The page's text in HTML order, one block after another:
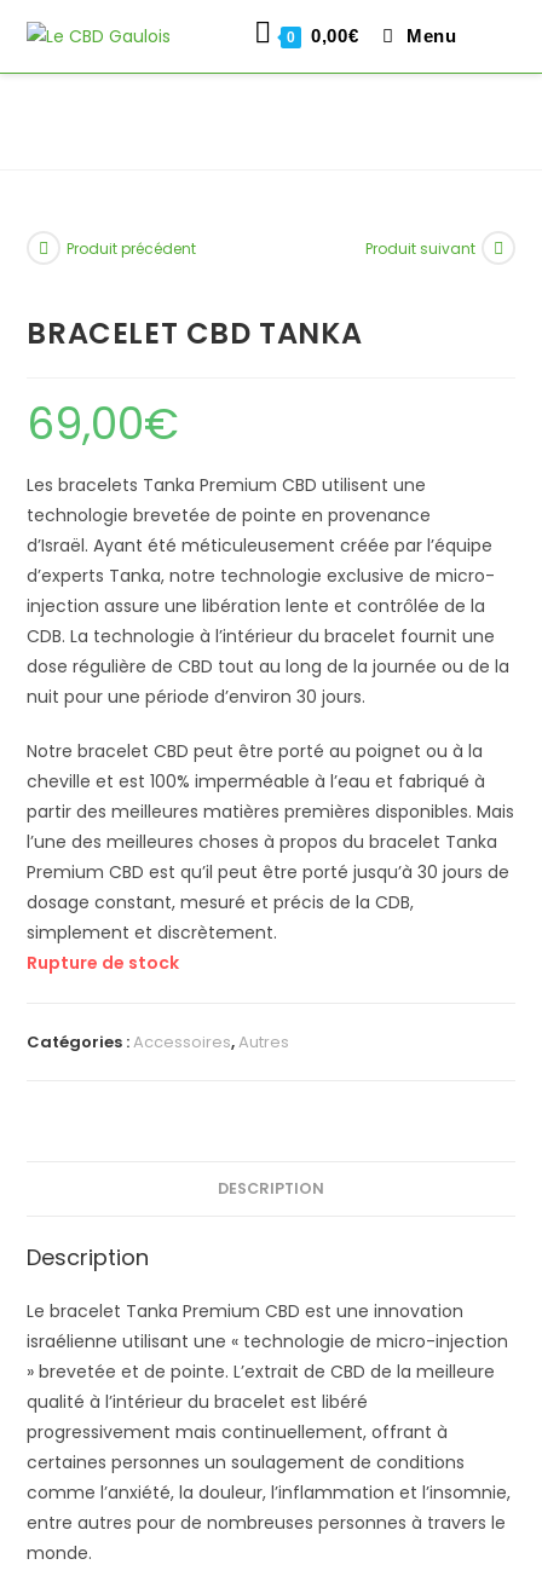
0 0,00€ Menu
Produit précédent Produit suivant
BRACELET CBD TANKA
69,00€
Les bracelets Tanka Premium CBD utilisent une
technologie brevetée de pointe en provenance
d’Israël.Ayant été méticuleusement créée par l’équipe
d’experts Tanka, notre technologie exclusive de micro-
injection assure une libération lente et contrôlée de la
CDB.La technologie à l’intérieur du bracelet fournit une
dose régulière de CBD tout au long de la journée ou de la
nuit pour une période d’environ 30 jours.
Notre bracelet CBD peut être porté au poignet ou à la
cheville et est 100% imperméable à l’eau et fabriqué à
partir des meilleures matières premières disponibles.Mais
l’une des meilleures choses à propos du bracelet Tanka
Premium CBD est qu’il peut être porté jusqu’à 30 jours de
dosage constant, mesuré et précis de la CDB,
simplement et discrètement.
Rupture de stock
Catégories :Accessoires,Autres
DESCRIPTION
Description
Le bracelet Tanka Premium CBD est une innovation
israélienne utilisant une « technologie de micro-injection
» brevetée et de pointe.L’extrait de CBD de la meilleure
qualité à l’intérieur du bracelet est libéré
progressivement mais continuellement, offrant à
certaines personnes un soulagement de conditions
comme l’anxiété, la douleur, l’inflammation et l’insomnie,
entre autres pour de nombreuses personnes à travers le
monde.